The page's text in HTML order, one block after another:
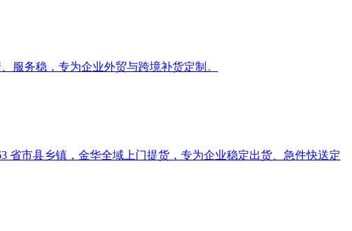
服务稳，专为企业外贸与跨境补货定制。
省市县乡镇，金华全域上门提货，专为企业稳定出货、急件快送定